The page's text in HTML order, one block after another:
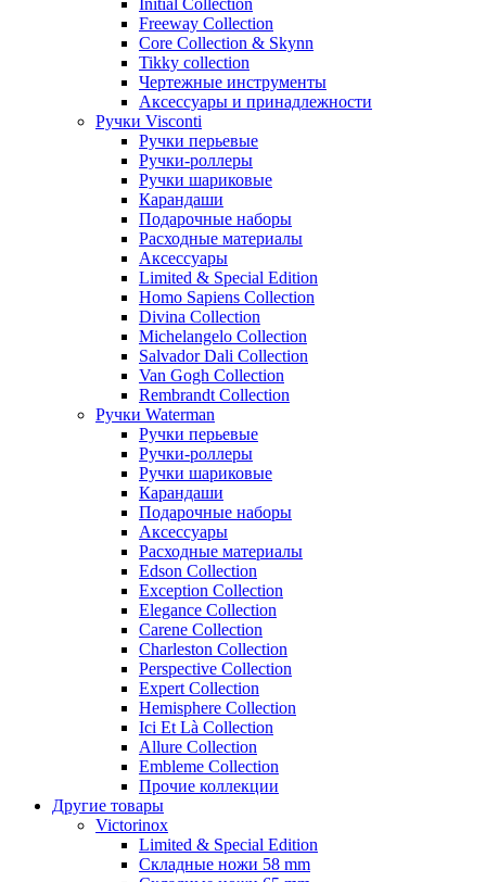
Initial Collection
Freeway Collection
Core Collection & Skynn
Tikky collection
Чертежные инструменты
Аксессуары и принадлежности
Ручки Visconti
Ручки перьевые
Ручки-роллеры
Ручки шариковые
Карандаши
Подарочные наборы
Расходные материалы
Аксессуары
Limited & Special Edition
Homo Sapiens Collection
Divina Collection
Michelangelo Collection
Salvador Dali Collection
Van Gogh Collection
Rembrandt Collection
Ручки Waterman
Ручки перьевые
Ручки-роллеры
Ручки шариковые
Карандаши
Подарочные наборы
Аксессуары
Расходные материалы
Edson Collection
Exception Collection
Elegance Collection
Carene Collection
Charleston Collection
Perspective Collection
Expert Collection
Hemisphere Collection
Ici Et Là Collection
Allure Collection
Embleme Collection
Прочие коллекции
Другие товары
Victorinox
Limited & Special Edition
Складные ножи 58 mm